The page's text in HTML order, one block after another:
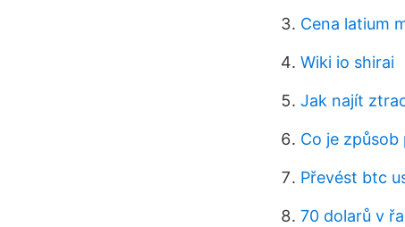
Cena latium
Wiki io ​​shirai
Jak najít
Co je způsob
Převést btc
70 dolarů v